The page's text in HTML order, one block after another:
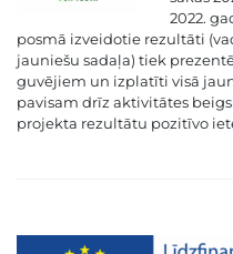
2022.
posmā izveidotie rezultāti
jauniešu sadaļa) tiek
guvējiem un izplatīti visā
pavisam drīz aktivitātes
projekta rezultātu pozitīvo